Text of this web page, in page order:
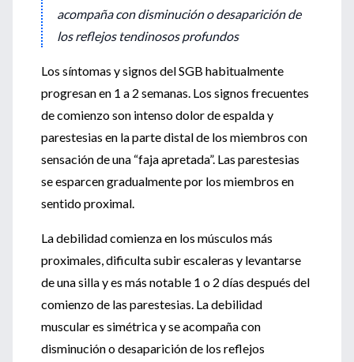
acompaña con disminución o desaparición de
los reflejos tendinosos profundos
Los síntomas y signos del SGB habitualmente
progresan en 1 a 2 semanas. Los signos frecuentes
de comienzo son intenso dolor de espalda y
parestesias en la parte distal de los miembros con
sensación de una “faja apretada”. Las parestesias
se esparcen gradualmente por los miembros en
sentido proximal.
La debilidad comienza en los músculos más
proximales, dificulta subir escaleras y levantarse
de una silla y es más notable 1 o 2 días después del
comienzo de las parestesias. La debilidad
muscular es simétrica y se acompaña con
disminución o desaparición de los reflejos